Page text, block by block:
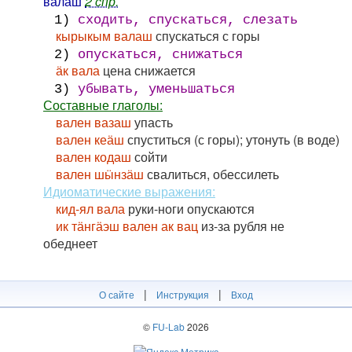
1) сходить, спускаться, слезать
кырыкым валаш спускаться с горы
2) опускаться, снижаться
ӓк вала цена снижается
3) убывать, уменьшаться
Составные глаголы:
вален вазаш упасть
вален кеӓш спуститься (с горы); утонуть (в воде)
вален кодаш сойти
вален шӹнзӓш свалиться, обессилеть
Идиоматические выражения:
кид-ял вала руки-ноги опускаются
ик тӓнгӓэш вален ак вац из-за рубля не
обеднеет
О сайте | Инструкция | Вход
© FU-Lab2026